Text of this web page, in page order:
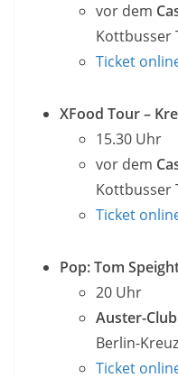
vor dem
Kottbusser
Ticket
XFood Tour –
15.30 Uhr
vor dem
Kottbusser
Ticket
Pop: Tom
20 Uhr
Auster-Club
Berlin-
Ticket